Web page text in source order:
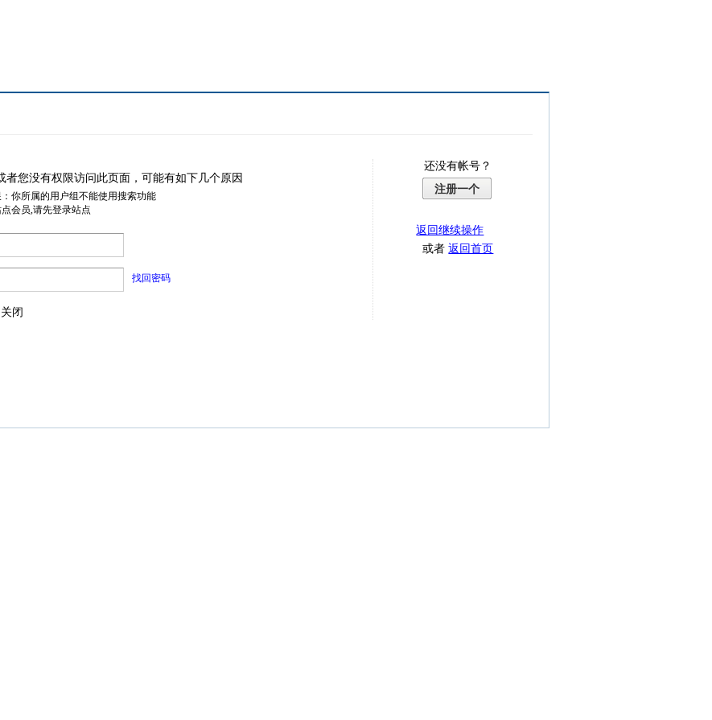
者您没有权限访问此页面，可能有如下几个原因
你所属的用户组不能使用搜索功能
会员,请先登录站点
找回密码
关闭
还没有帐号？
注册一个
返回继续操作
或者返回首页